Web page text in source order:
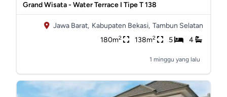
Grand Wisata - Water Terrace I Tipe T 138
Jawa Barat, Kabupaten Bekasi, Tambun Selatan
180m2 138m2 5 4
1 minggu yang lalu